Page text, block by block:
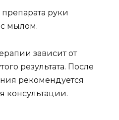
руки
мылом.
зависит от
результата. После
рекомендуется
консультации.